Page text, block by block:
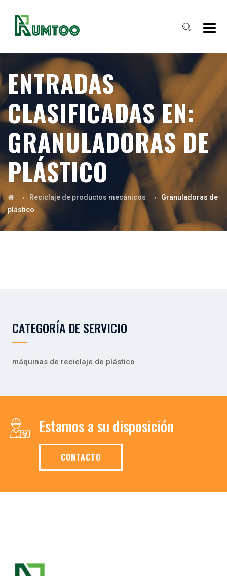
ENTRADAS
CLASIFICADAS EN:
GRANULADORAS DE
PLÁSTICO
→ Reciclaje de productos mecánicos →
Granuladoras de
plástico
CATEGORÍA DE SERVICIO
máquinas de reciclaje de plástico
Estamos a su disposición
CONTACTO